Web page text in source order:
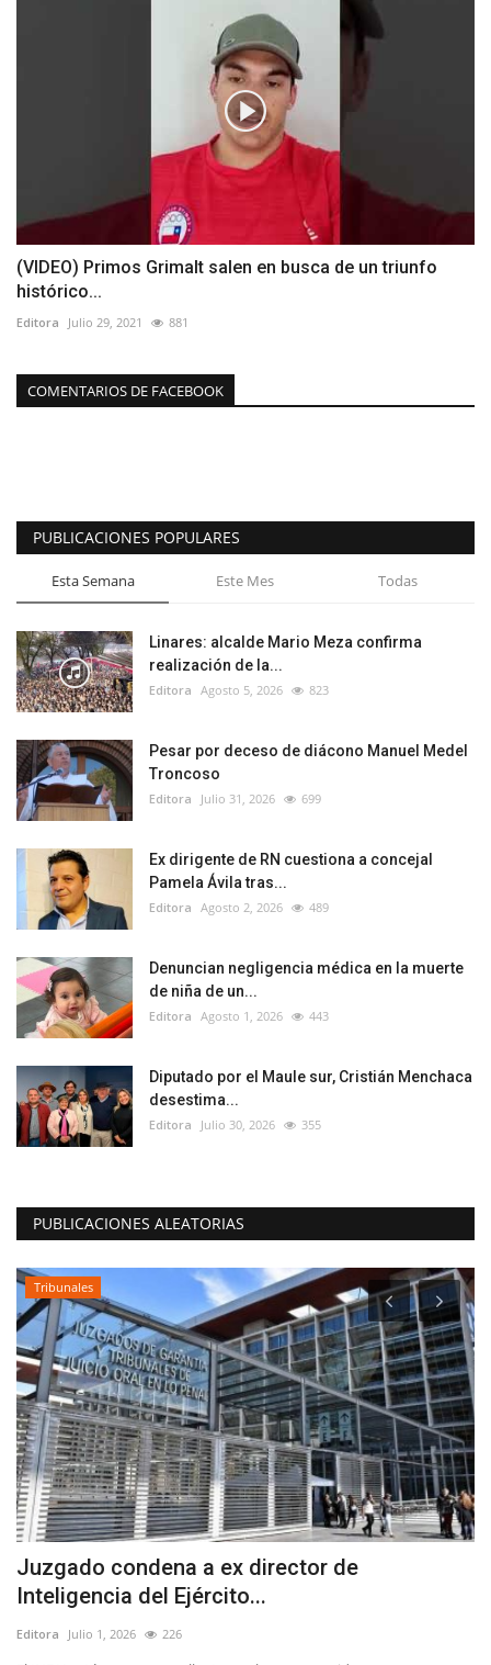
(VIDEO) Primos Grimalt salen en busca de un triunfo
histórico...
Editora Julio 29, 2021 881
COMENTARIOS DE FACEBOOK
PUBLICACIONES POPULARES
Esta Semana Este Mes Todas
Linares: alcalde Mario Meza confirma
realización de la...
Editora Agosto 5, 2026 823
Pesar por deceso de diácono Manuel Medel
Troncoso
Editora Julio 31, 2026 699
Ex dirigente de RN cuestiona a concejal
Pamela Ávila tras...
Editora Agosto 2, 2026 489
Denuncian negligencia médica en la muerte
de niña de un...
Editora Agosto 1, 2026 443
Diputado por el Maule sur, Cristián Menchaca
desestima...
Editora Julio 30, 2026 355
PUBLICACIONES ALEATORIAS
Tribunales
Juzgado condena a ex director de
Inteligencia del Ejército...
Editora Julio 1, 2026 226